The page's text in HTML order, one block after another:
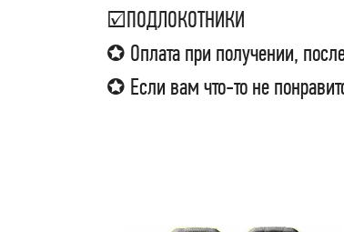
☑ПОДЛОКОТНИКИ
✪ Оплата при получении,
✪ Если вам что-то не